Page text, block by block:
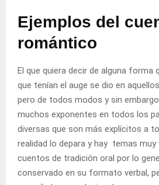
Ejemplos del
romántico
El que quiera decir de alguna forma
que tenían el auge se dio en
pero de todos modos y sin
muchos exponentes en todos los
diversas que son más explícitos a
realidad lo depara y hay temas muy
cuentos de tradición oral por lo
conservado en su formato verbal,